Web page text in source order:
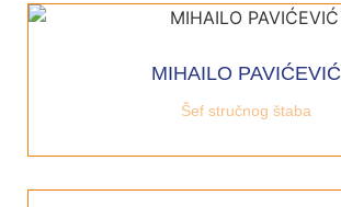
MIHAILO PAVIĆEVIĆ
Šef stručnog štaba